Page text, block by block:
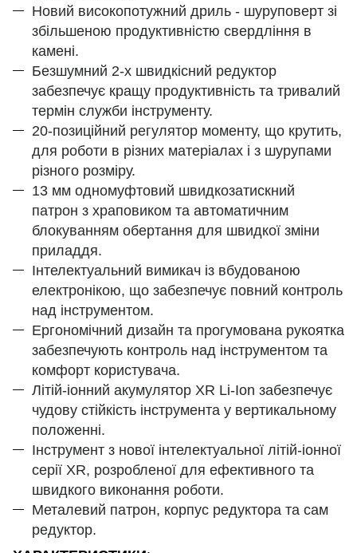
Новий високопотужний дриль - шуруповерт зі
збільшеною продуктивністю свердління в
камені.
Безшумний 2-х швидкісний редуктор
забезпечує кращу продуктивність та тривалий
термін служби інструменту.
20-позиційний регулятор моменту, що крутить,
для роботи в різних матеріалах і з шурупами
різного розміру.
13 мм одномуфтовий швидкозатискний
патрон з храповиком та автоматичним
блокуванням обертання для швидкої зміни
приладдя.
Інтелектуальний вимикач із вбудованою
електронікою, що забезпечує повний контроль
над інструментом.
Ергономічний дизайн та прогумована рукоятка
забезпечують контроль над інструментом та
комфорт користувача.
Літій-іонний акумулятор XR Li-Ion забезпечує
чудову стійкість інструмента у вертикальному
положенні.
Інструмент з нової інтелектуальної літій-іонної
серії XR, розробленої для ефективного та
швидкого виконання роботи.
Металевий патрон, корпус редуктора та сам
редуктор.